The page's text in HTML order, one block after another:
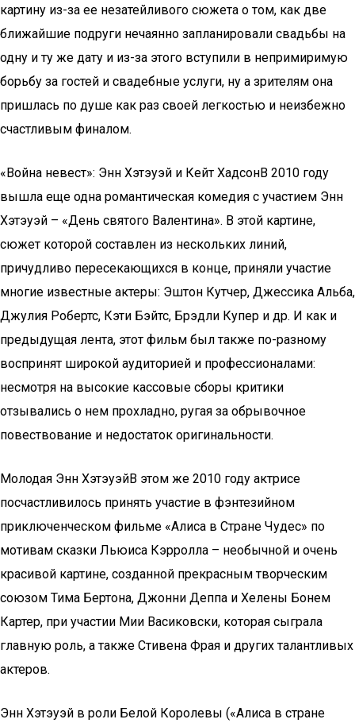
картину из-за ее незатейливого сюжета о том, как две
ближайшие подруги нечаянно запланировали свадьбы на
одну и ту же дату и из-за этого вступили в непримиримую
борьбу за гостей и свадебные услуги, ну а зрителям она
пришлась по душе как раз своей легкостью и неизбежно
счастливым финалом.
«Война невест»: Энн Хэтэуэй и Кейт ХадсонВ 2010 году
вышла еще одна романтическая комедия с участием Энн
Хэтэуэй – «День святого Валентина». В этой картине,
сюжет которой составлен из нескольких линий,
причудливо пересекающихся в конце, приняли участие
многие известные актеры: Эштон Кутчер, Джессика Альба,
Джулия Робертс, Кэти Бэйтс, Брэдли Купер и др. И как и
предыдущая лента, этот фильм был также по-разному
воспринят широкой аудиторией и профессионалами:
несмотря на высокие кассовые сборы критики
отзывались о нем прохладно, ругая за обрывочное
повествование и недостаток оригинальности.
Молодая Энн ХэтэуэйВ этом же 2010 году актрисе
посчастливилось принять участие в фэнтезийном
приключенческом фильме «Алиса в Стране Чудес» по
мотивам сказки Льюиса Кэрролла – необычной и очень
красивой картине, созданной прекрасным творческим
союзом Тима Бертона, Джонни Деппа и Хелены Бонем
Картер, при участии Мии Васиковски, которая сыграла
главную роль, а также Стивена Фрая и других талантливых
актеров.
Энн Хэтэуэй в роли Белой Королевы («Алиса в стране